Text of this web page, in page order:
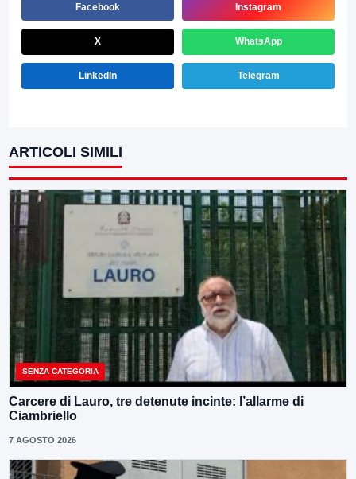
Facebook Instagram
X WhatsApp
LinkedIn Telegram
ARTICOLI SIMILI
SENZA CATEGORIA
Carcere di Lauro, tre detenute incinte: l’allarme di
Ciambriello
7 AGOSTO 2026